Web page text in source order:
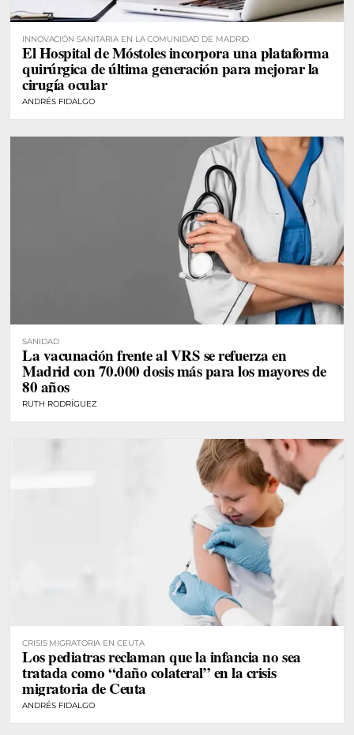
INNOVACIÓN SANITARIA EN LA COMUNIDAD DE MADRID
El Hospital de Móstoles incorpora una plataforma
quirúrgica de última generación para mejorar la
cirugía ocular
ANDRÉS FIDALGO
SANIDAD
La vacunación frente al VRS se refuerza en
Madrid con 70.000 dosis más para los mayores de
80 años
RUTH RODRÍGUEZ
CRISIS MIGRATORIA EN CEUTA
Los pediatras reclaman que la infancia no sea
tratada como “daño colateral” en la crisis
migratoria de Ceuta
ANDRÉS FIDALGO